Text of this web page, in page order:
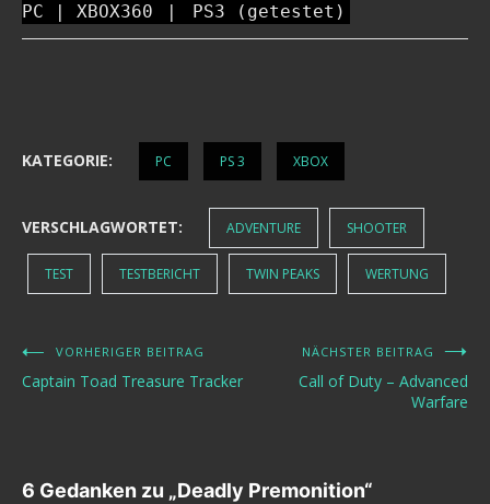
PC | XBOX360
PS3 (getestet)
KATEGORIE: PC PS 3 XBOX
VERSCHLAGWORTET: ADVENTURE SHOOTER
TEST TESTBERICHT TWIN PEAKS WERTUNG
Beitragsnavigation
VORHERIGER BEITRAG
Captain Toad Treasure Tracker
NÄCHSTER BEITRAG
Call of Duty – Advanced
Warfare
6 Gedanken zu „Deadly Premonition“